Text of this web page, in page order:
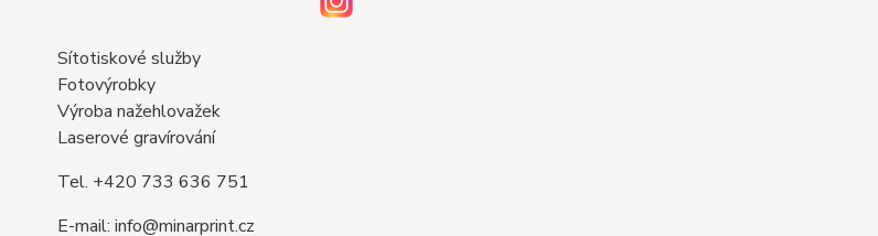
Sítotiskové služby
Fotovýrobky
Výroba nažehlovažek
Laserové gravírování
Tel. +420 733 636 751
E-mail: info@minarprint.cz